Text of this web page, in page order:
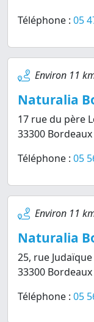
Téléphone : 05
Environ 11
Naturalia
17 rue du père
33300 Bordeaux
Téléphone : 05
Environ 11
Naturalia
25, rue Judaïque
33300 Bordeaux
Téléphone : 05